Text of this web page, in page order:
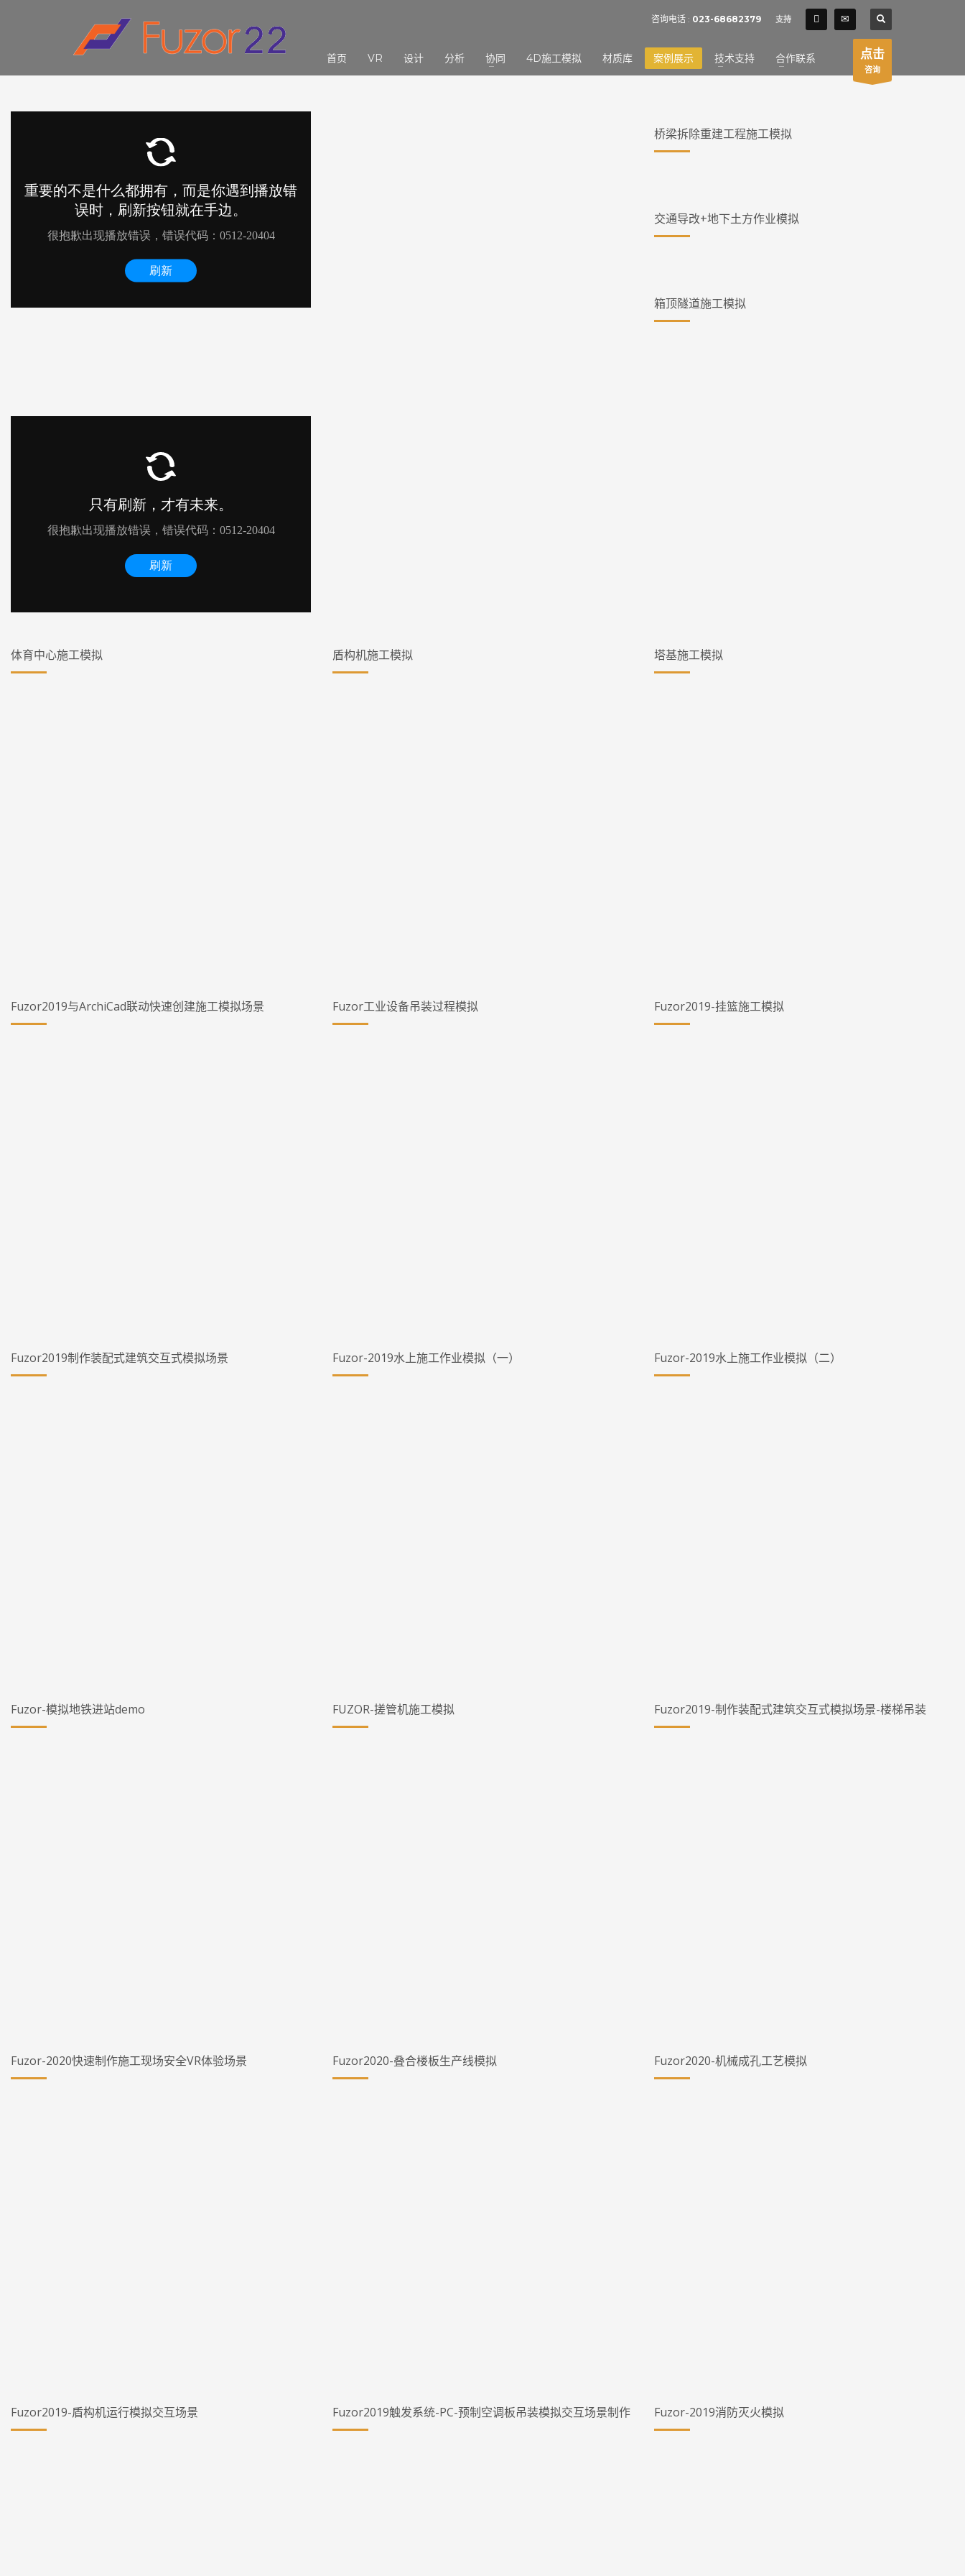
HOW TO SHOP
1 Login or create new account. shipment
SHOWROOM HOURS
Mon-Fri 9:00AM - 6:00AM
Sat - 9:00AM-5:00PM
Sundays by appointment only!
咨询电话 : 023-68682379 支持
首页 VR 设计 分析 协同 4D施工模拟 材质库 案例展示 技术支持 合作联系 点击
咨询
桥梁拆除重建工程施工模拟
交通导改+地下土方作业模拟
箱顶隧道施工模拟
体育中心施工模拟 盾构机施工模拟 塔基施工模拟
Fuzor2019与ArchiCad联动快速创建施工模拟场景 Fuzor工业设备吊装过程模拟 Fuzor2019-挂篮施工模拟
Fuzor2019制作装配式建筑交互式模拟场景 Fuzor-2019水上施工作业模拟（一） Fuzor-2019水上施工作业模拟（二）
Fuzor-模拟地铁进站demo FUZOR-搓管机施工模拟 Fuzor2019-制作装配式建筑交互式模拟场景-楼梯吊装
Fuzor-2020快速制作施工现场安全VR体验场景 Fuzor2020-叠合楼板生产线模拟 Fuzor2020-机械成孔工艺模拟
Fuzor2019-盾构机运行模拟交互场景 Fuzor2019触发系统-PC-预制空调板吊装模拟交互场景制作 Fuzor-2019消防灭火模拟